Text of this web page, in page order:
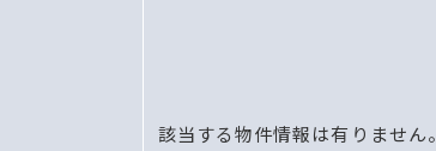
該当する物件情報は有りません。